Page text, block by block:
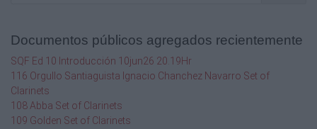
puede
indicar
Documentos públicos agregados recientemente
SQF Ed 10 Introducción 10jun26 20.19Hr
116 Orgullo Santiaguista Ignacio Chanchez Navarro Set of
Clarinets
108 Abba Set of Clarinets
109 Golden Set of Clarinets